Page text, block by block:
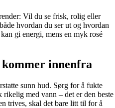
Vil du se frisk, rolig eller
hvordan du ser ut og hvordan
gi energi, mens en myk rosé
innenfra
sunn hud. Sørg for å fukte
med vann – det er den beste
trives, skal det bare litt til for å